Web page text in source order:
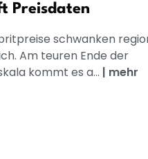
Preisdaten
schwanken
Am teuren Ende der
kommt es a... | mehr